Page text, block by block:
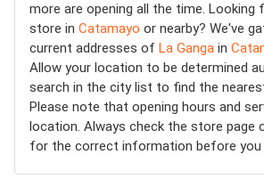
more are opening all the time. Looking
store in Catamayo or nearby? We've
current addresses of La Ganga in
Allow your location to be determined
search in the city list to find the
Please note that opening hours and
location. Always check the store page
for the correct information before you